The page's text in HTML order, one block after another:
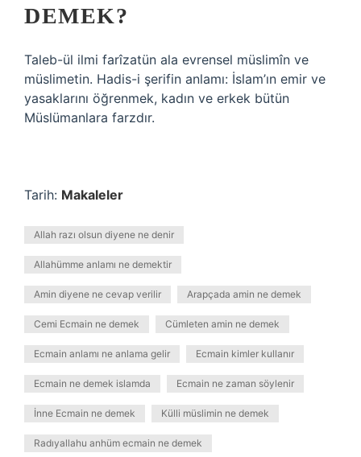
DEMEK?
Taleb-ül ilmi farîzatün ala evrensel müslimîn ve
müslimetin. Hadis-i şerifin anlamı: İslam’ın emir ve
yasaklarını öğrenmek, kadın ve erkek bütün
Müslümanlara farzdır.
Tarih: Makaleler
Allah razı olsun diyene ne denir
Allahümme anlamı ne demektir
Amin diyene ne cevap verilir Arapçada amin ne demek
Cemi Ecmain ne demek Cümleten amin ne demek
Ecmain anlamı ne anlama gelir Ecmain kimler kullanır
Ecmain ne demek islamda Ecmain ne zaman söylenir
İnne Ecmain ne demek Külli müslimin ne demek
Radıyallahu anhüm ecmain ne demek